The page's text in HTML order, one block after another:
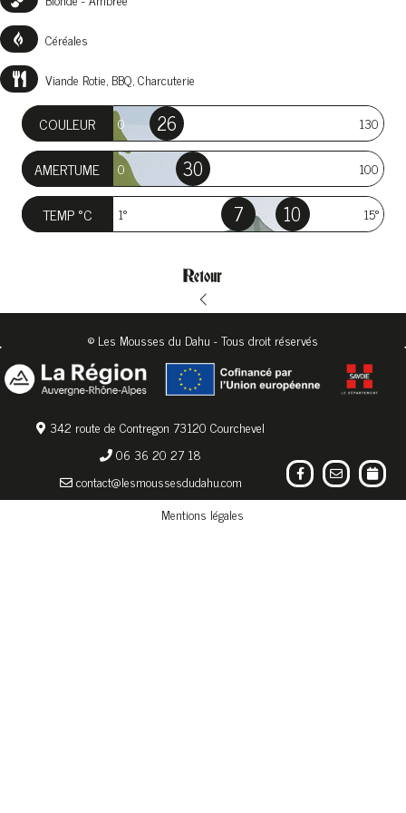
Céréales
Viande Rotie, BBQ, Charcuterie
COULEUR 0 130
26
AMERTUME 0 100
30
TEMP °C 1° 15°
7 10
Retour
© Les Mousses du Dahu - Tous droit réservés
342 route de Contregon 73120 Courchevel
06 36 20 27 18
contact@lesmoussesdudahu.com
Mentions légales